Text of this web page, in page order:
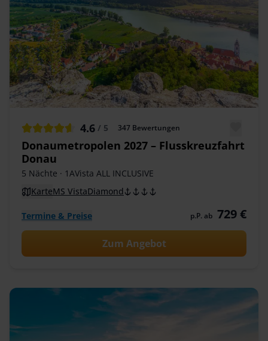
4.6 / 5 347 Bewertungen
Donaumetropolen 2027 – Flusskreuzfahrt
Donau
5 Nächte · 1AVista ALL INCLUSIVE
KarteMS VistaDiamond
Termine & Preise p.P. ab 729 €
Zum Angebot